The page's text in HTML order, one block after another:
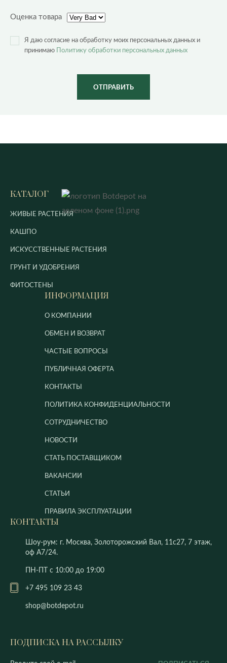
Оценка товара
Я даю согласие на обработку моих персональных данных и
принимаю
Политику обработки персональных данных
ОТПРАВИТЬ
КАТАЛОГ
ЖИВЫЕ РАСТЕНИЯ
КАШПО
ИСКУССТВЕННЫЕ РАСТЕНИЯ
ГРУНТ И УДОБРЕНИЯ
ФИТОСТЕНЫ
ИНФОРМАЦИЯ
О КОМПАНИИ
ОБМЕН И ВОЗВРАТ
ЧАСТЫЕ ВОПРОСЫ
ПУБЛИЧНАЯ ОФЕРТА
КОНТАКТЫ
ПОЛИТИКА КОНФИДЕНЦИАЛЬНОСТИ
СОТРУДНИЧЕСТВО
НОВОСТИ
СТАТЬ ПОСТАВЩИКОМ
ВАКАНСИИ
СТАТЬИ
ПРАВИЛА ЭКСПЛУАТАЦИИ
КОНТАКТЫ
Шоу-рум: г. Москва, Золоторожский Вал, 11с27, 7 этаж,
оф А7/24.
ПН-ПТ с 10:00 до 19:00
+7 495 109 23 43
shop@botdepot.ru
ПОДПИСКА НА РАССЫЛКУ